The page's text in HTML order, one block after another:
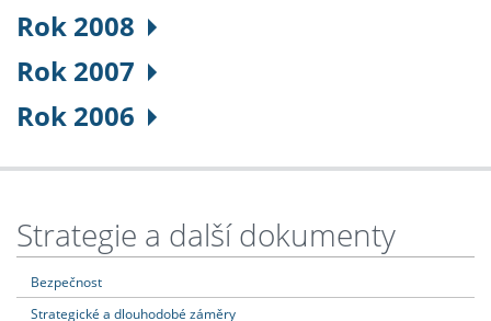
Rok 2008
Rok 2007
Rok 2006
Strategie a další dokumenty
Bezpečnost
Strategické a dlouhodobé záměry